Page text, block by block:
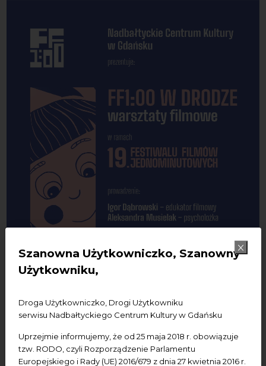
Szanowna Użytkowniczko, Szanowny
Użytkowniku,
Droga Użytkowniczko, Drogi Użytkowniku
serwisu Nadbałtyckiego Centrum Kultury w Gdańsku
Uprzejmie informujemy, że od 25 maja 2018 r. obowiązuje
tzw. RODO, czyli Rozporządzenie Parlamentu
Europejskiego i Rady (UE) 2016/679 z dnia 27 kwietnia 2016 r.